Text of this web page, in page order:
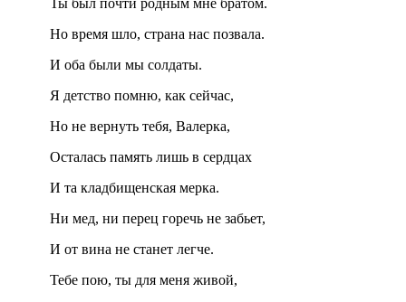
Ты был почти родным мне братом.
Но время шло, страна нас позвала.
И оба были мы солдаты.
Я детство помню, как сейчас,
Но не вернуть тебя, Валерка,
Осталась память лишь в сердцах
И та кладбищенская мерка.
Ни мед, ни перец горечь не забьет,
И от вина не станет легче.
Тебе пою, ты для меня живой,